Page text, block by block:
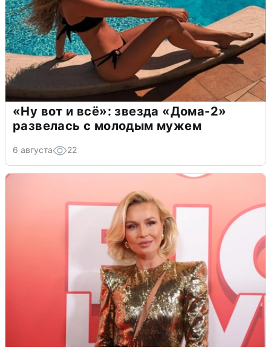
«Ну вот и всё»: звезда «Дома-2»
развелась с молодым мужем
6 августа 22